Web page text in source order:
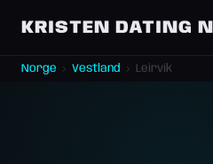
KRISTEN DATING
Norge › Vestland › Leirvik